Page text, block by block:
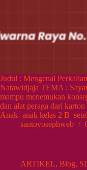
Judul : Mengenal
Natawidjaja TEMA :
mampu menemukan
dan alat peraga dari
Anak- anak kelas 2 B
santoyosephweb
ARTIKEL, Blog,